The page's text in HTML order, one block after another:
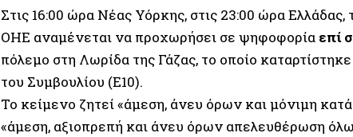
Στις 16:00 ώρα Νέας Υόρκης, στις 23:00 ώρα
ΟΗΕ αναμένεται να προχωρήσει σε ψηφοφορία επί
πόλεμο στη Λωρίδα της Γάζας, το οποίο
του Συμβουλίου (E10).
Το κείμενο ζητεί «άμεση, άνευ όρων και μόνιμη
«άμεση, αξιοπρεπή και άνευ όρων απελευθέρωση